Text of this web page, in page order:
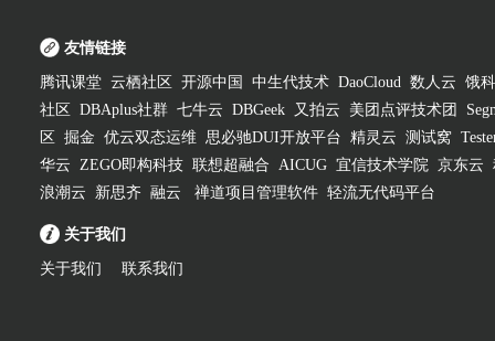
友情链接
腾讯课堂 云栖社区 开源中国 中生代技术 DaoCloud 数人云 饿
社区
DBAplus社群 七牛云 DBGeek 又拍云 美团点评技术团
区
掘金 优云双态运维 思必驰DUI开放平台 精灵云 测试窝
华云 ZEGO即构科技 联想超融合 AICUG 宜信技术学院 京东云
浪潮云
新思齐 融云 禅道项目管理软件 轻流无代码平台
关于我们
关于我们 联系我们